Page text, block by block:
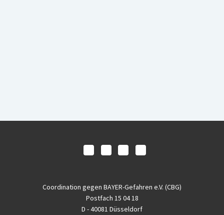
Coordination gegen BAYER-Gefahren e.V. (CBG)
Postfach 15 04 18
D - 40081 Düsseldorf